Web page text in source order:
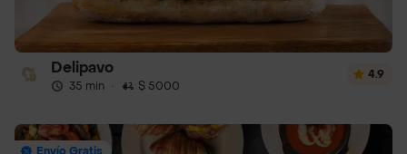
Delipavo
35 min · $ 5000
4.9